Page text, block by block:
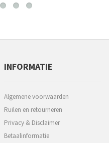
INFORMATIE
Algemene voorwaarden
Ruilen en retourneren
Privacy & Disclaimer
Betaalinformatie